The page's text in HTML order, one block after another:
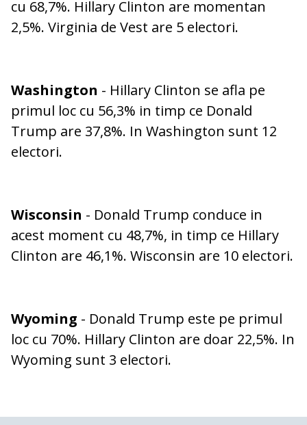
cu 68,7%. Hillary Clinton are momentan
2,5%. Virginia de Vest are 5 electori.
Washington - Hillary Clinton se afla pe
primul loc cu 56,3% in timp ce Donald
Trump are 37,8%. In Washington sunt 12
electori.
Wisconsin - Donald Trump conduce in
acest moment cu 48,7%, in timp ce Hillary
Clinton are 46,1%. Wisconsin are 10 electori.
Wyoming - Donald Trump este pe primul
loc cu 70%. Hillary Clinton are doar 22,5%. In
Wyoming sunt 3 electori.